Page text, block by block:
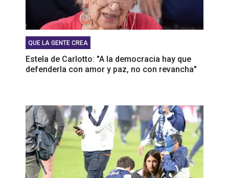
QUE LA GENTE CREA
Estela de Carlotto: "A la democracia hay que
defenderla con amor y paz, no con revancha"